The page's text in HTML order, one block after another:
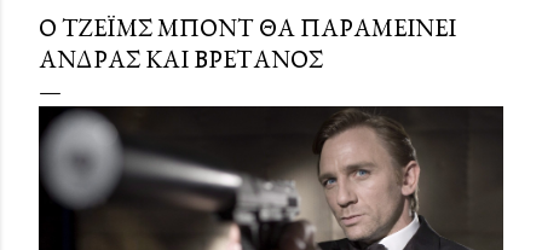
Ο ΤΖΈΙΜΣ ΜΠΟΝΤ ΘΑ ΠΑΡΑΜΕΊΝΕΙ
ΆΝΔΡΑΣ ΚΑΙ ΒΡΕΤΑΝΌΣ